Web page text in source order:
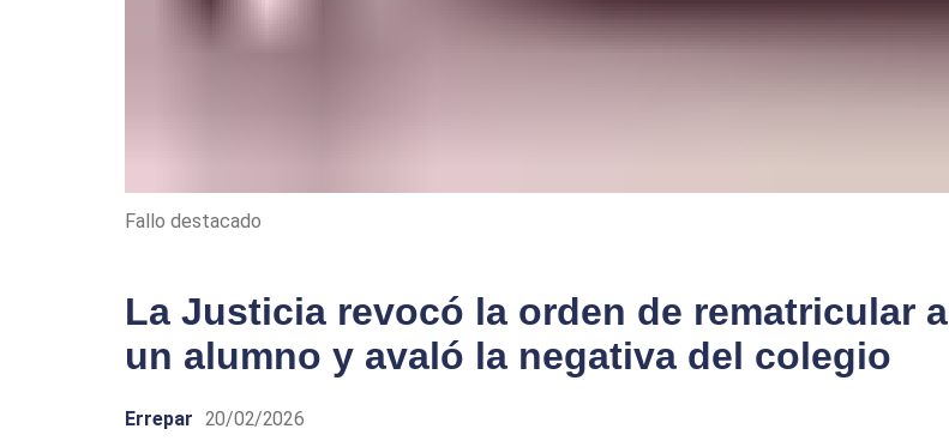
Fallo destacado
La Justicia revocó la orden de rematricular a
un alumno y avaló la negativa del colegio
Errepar 20/02/2026